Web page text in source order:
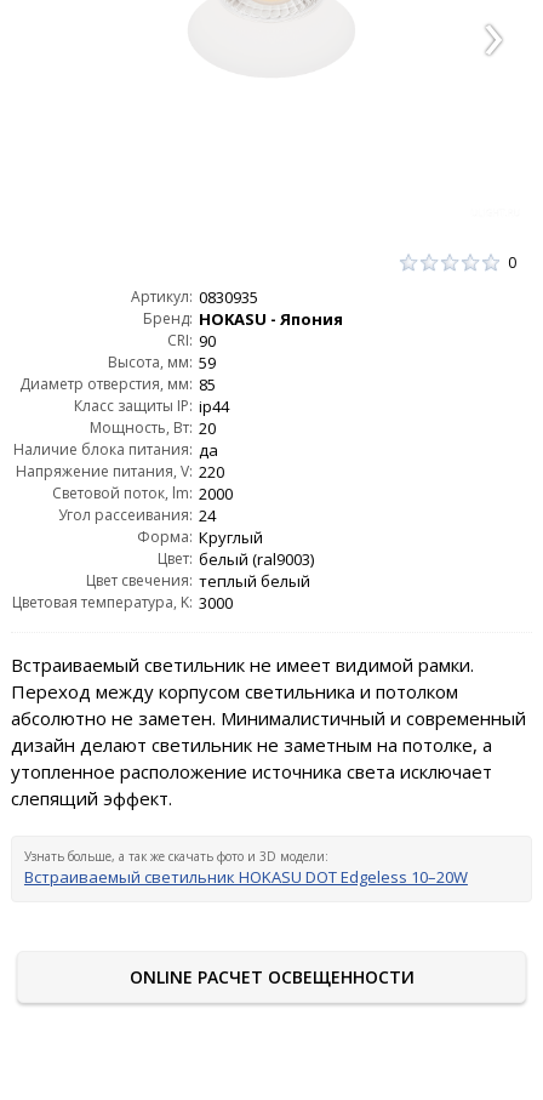
0
Артикул: 0830935
Бренд: HOKASU - Япония
CRI: 90
Высота, мм: 59
Диаметр отверстия, мм: 85
Класс защиты IP: ip44
Мощность, Вт: 20
Наличие блока питания: да
Напряжение питания, V: 220
Световой поток, lm: 2000
Угол рассеивания: 24
Форма: Круглый
Цвет: белый (ral9003)
Цвет свечения: теплый белый
Цветовая температура, K: 3000
Встраиваемый светильник не имеет видимой рамки.
Переход между корпусом светильника и потолком
абсолютно не заметен. Минималистичный и современный
дизайн делают светильник не заметным на потолке, а
утопленное расположение источника света исключает
слепящий эффект.
Узнать больше, а так же скачать фото и 3D модели:
Встраиваемый светильник HOKASU DOT Edgeless 10–20W
ONLINE РАСЧЕТ ОСВЕЩЕННОСТИ